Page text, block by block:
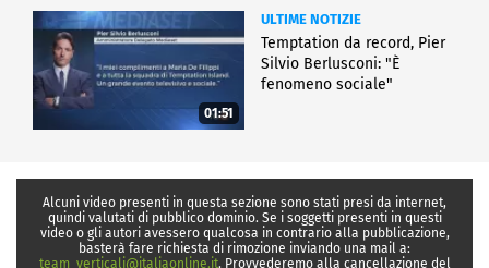
01:51
ULTIME NOTIZIE
Temptation da record, Pier
Silvio Berlusconi: "È
fenomeno sociale"
Alcuni video presenti in questa sezione sono stati presi da internet,
quindi valutati di pubblico dominio. Se i soggetti presenti in questi
video o gli autori avessero qualcosa in contrario alla pubblicazione,
basterà fare richiesta di rimozione inviando una mail a:
team_verticali@italiaonline.it. Provvederemo alla cancellazione del